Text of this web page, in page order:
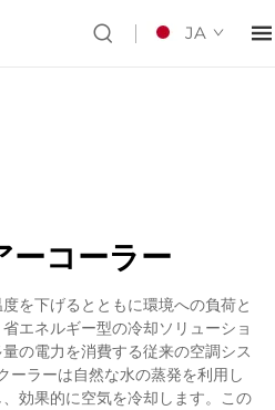
JA
コーラー
を下げるとともに環境への負荷と
エネルギー型の冷却ソリューショ
の電力を消費する従来の空調シス
ーラーは自然な水の蒸発を利用し
効果的に空気を冷却します。この